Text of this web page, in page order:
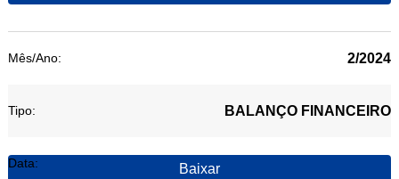
2/2024
BALANÇO FINANCEIRO
Baixar